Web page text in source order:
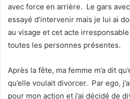
avec force en arrière. Le gars
essayé d’intervenir mais je lui ai
au visage et cet acte
toutes les personnes présentes.
Après la fête, ma femme m’a dit
qu’elle voulait divorcer. Par ego,
pour mon action et j’ai décidé de